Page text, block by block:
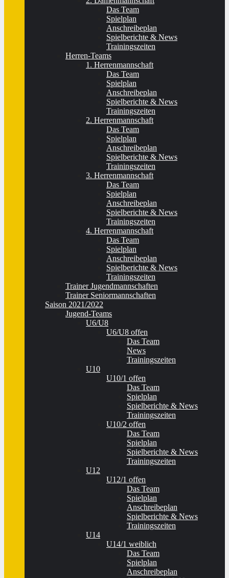
Das Team
Spielplan
Anschreibeplan
Spielberichte & News
Trainingszeiten
Herren-Teams
1. Herrenmannschaft
Das Team
Spielplan
Anschreibeplan
Spielberichte & News
Trainingszeiten
2. Herrenmannschaft
Das Team
Spielplan
Anschreibeplan
Spielberichte & News
Trainingszeiten
3. Herrenmannschaft
Das Team
Spielplan
Anschreibeplan
Spielberichte & News
Trainingszeiten
4. Herrenmannschaft
Das Team
Spielplan
Anschreibeplan
Spielberichte & News
Trainingszeiten
Trainer Jugendmannschaften
Trainer Seniormannschaften
Saison 2021/2022
Jugend-Teams
U6/U8
U6/U8 offen
Das Team
News
Trainingszeiten
U10
U10/1 offen
Das Team
Spielplan
Spielberichte & News
Trainingszeiten
U10/2 offen
Das Team
Spielplan
Spielberichte & News
Trainingszeiten
U12
U12/1 offen
Das Team
Spielplan
Anschreibeplan
Spielberichte & News
Trainingszeiten
U14
U14/1 weiblich
Das Team
Spielplan
Anschreibeplan